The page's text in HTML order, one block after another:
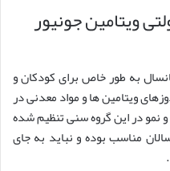
ویتامین جونیور
به طور خاص برای کودکان و
ویتامین ها و مواد معدنی در
نمو در این گروه سنی تنظیم شده
مناسب بوده و نباید به جای